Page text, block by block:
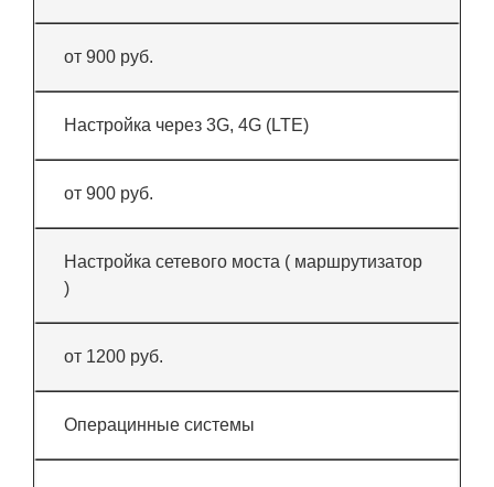
от 900 руб.
Настройка через 3G, 4G (LTE)
от 900 руб.
Настройка сетевого моста ( маршрутизатор
)
от 1200 руб.
Операцинные системы